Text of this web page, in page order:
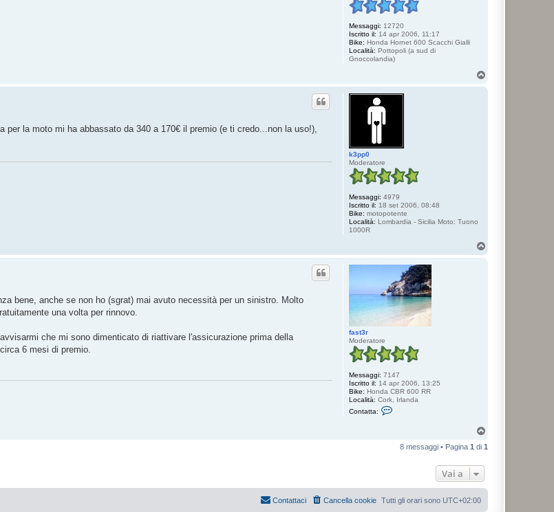
Messaggi: 12720
Iscritto il: 14 apr 2006, 11:17
Bike: Honda Hornet 600 Scacchi Gialli
Località: Pottopoli (a sud di
Gnoccolandia)
k3pp0
Moderatore
Messaggi: 4979
Iscritto il: 18 set 2006, 08:48
Bike: motopotente
Località: Lombardia - Sicilia Moto: Tuono
1000R
la moto mi ha abbassato da 340 a 170€ il premio (e ti credo...non la uso!),
fast3r
Moderatore
Messaggi: 7147
Iscritto il: 14 apr 2006, 13:25
Bike: Honda CBR 600 RR
Località: Cork, Irlanda
Contatta:
s
t
bene, anche se non ho (sgrat) mai avuto necessità per un sinistro. Molto
una volta per rinnovo.
che mi sono dimenticato di riattivare l'assicurazione prima della
6 mesi di premio.
p
8 messaggi • Pagina 1 di 1
Vai a
Tutti gli orari sono UTC+02:00
Cancella cookie
Contattaci